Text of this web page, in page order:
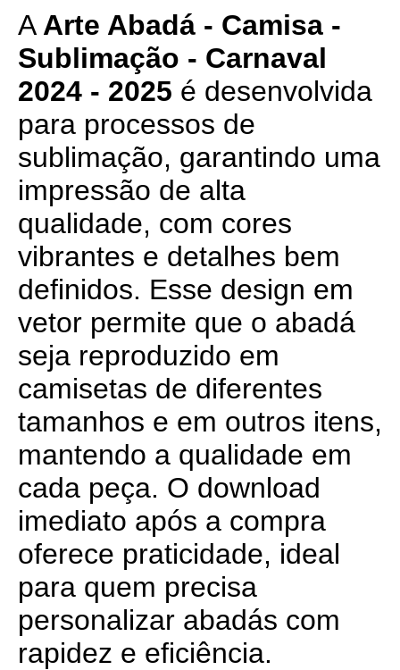
A Arte Abadá - Camisa -
Sublimação - Carnaval
2024 - 2025 é desenvolvida
para processos de
sublimação, garantindo uma
impressão de alta
qualidade, com cores
vibrantes e detalhes bem
definidos. Esse design em
vetor permite que o abadá
seja reproduzido em
camisetas de diferentes
tamanhos e em outros itens,
mantendo a qualidade em
cada peça. O download
imediato após a compra
oferece praticidade, ideal
para quem precisa
personalizar abadás com
rapidez e eficiência.